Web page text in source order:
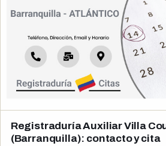
Registraduría Auxiliar Villa
(Barranquilla): contacto y cita